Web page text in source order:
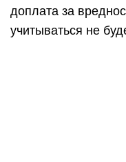
доплата за
учитываться не